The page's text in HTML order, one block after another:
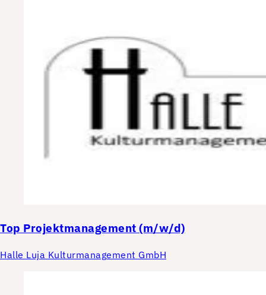
Top Projektmanagement (m/w/d)
Halle Luja Kulturmanagement GmbH